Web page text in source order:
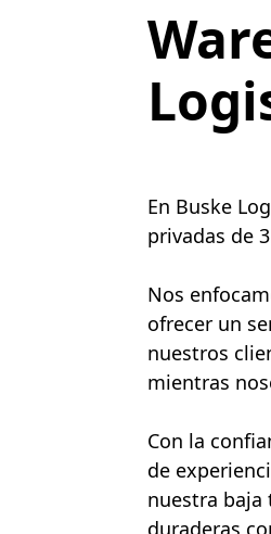
En Buske
privadas de
Nos
ofrecer un
nuestros
mientras
Con la
de
nuestra baja
duraderas